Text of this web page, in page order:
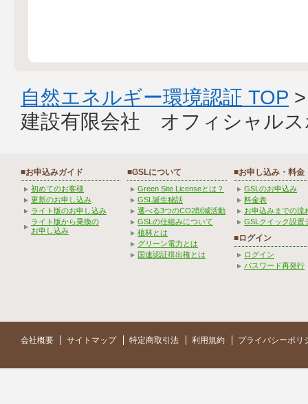
自然エネルギー環境認証 TOP
建設有限会社 オフィシャルス
■お申込みガイド
初めてのお客様
更新のお申し込み
ライト版のお申し込み
ライト版から乗換の
お申し込み
■GSLについて
Green Site Licenseとは？
GSL誕生秘話
選べる3つのCO2削減活動
GSLの仕組みについて
植林とは
グリーン電力とは
国連認証排出権とは
■お申し込み・料金
GSLのお申込み
料金表
お申込みまでの流
GSLクイック設置
■ログイン
ログイン
パスワード再発行
会社概要 サイトマップ 特定商取引法 利用規約 プライバシーポリ